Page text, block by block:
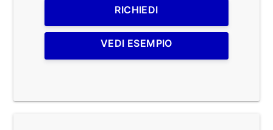
RICHIEDI
VEDI ESEMPIO